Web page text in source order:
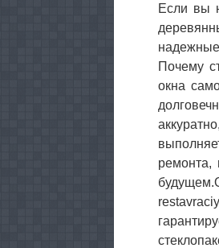
Если вы
Почему
окна
ремонта,